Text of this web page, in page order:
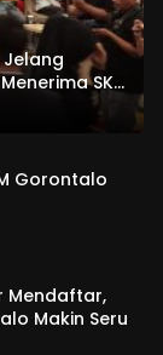
Jelang
SKL
Gorontalo
Mendaftar,
Makin Seru